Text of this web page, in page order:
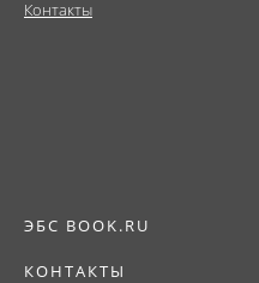
Контакты
ЭБС BOOK.RU
КОНТАКТЫ